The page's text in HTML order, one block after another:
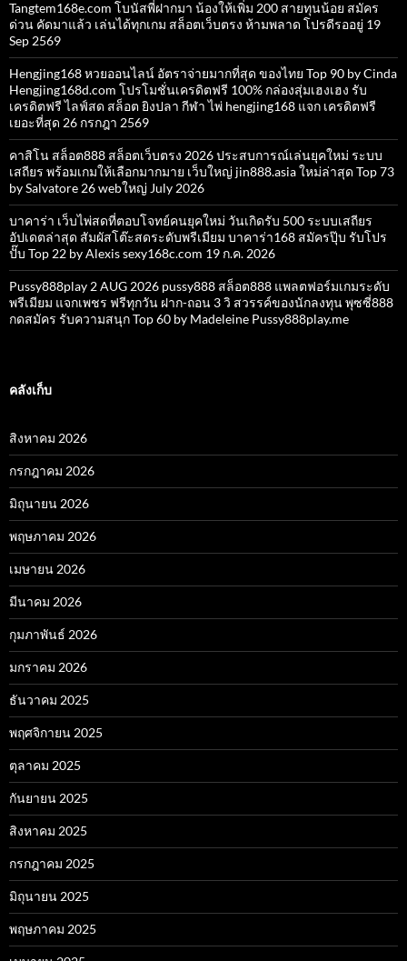
Tangtem168e.com โบนัสพี่ฝากมา น้องให้เพิ่ม 200 สายทุนน้อย สมัคร
ด่วน คัดมาแล้ว เล่นได้ทุกเกม สล็อตเว็บตรง ห้ามพลาด โปรดีรออยู่ 19
Sep 2569
Hengjing168 หวยออนไลน์ อัตราจ่ายมากที่สุด ของไทย Top 90 by Cinda
Hengjing168d.com โปรโมชั่นเครดิตฟรี 100% กล่องสุ่มเฮงเฮง รับ
เครดิตฟรี ไลฟ์สด สล็อต ยิงปลา กีฬา ไพ่ hengjing168 แจก เครดิตฟรี
เยอะที่สุด 26 กรกฎา 2569
คาสิโน สล็อต888 สล็อตเว็บตรง 2026 ประสบการณ์เล่นยุคใหม่ ระบบ
เสถียร พร้อมเกมให้เลือกมากมาย เว็บใหญ่ jin888.asia ใหม่ล่าสุด Top 73
by Salvatore 26 webใหญ่ July 2026
บาคาร่า เว็บไพ่สดที่ตอบโจทย์คนยุคใหม่ วันเกิดรับ 500 ระบบเสถียร
อัปเดตล่าสุด สัมผัสโต๊ะสดระดับพรีเมียม บาคาร่า168 สมัครปุ๊บ รับโปร
ปั๊บ Top 22 by Alexis sexy168c.com 19 ก.ค. 2026
Pussy888play 2 AUG 2026 pussy888 สล็อต888 แพลตฟอร์มเกมระดับ
พรีเมียม แจกเพชร ฟรีทุกวัน ฝาก-ถอน 3 วิ สวรรค์ของนักลงทุน พุซซี่888
กดสมัคร รับความสนุก Top 60 by Madeleine Pussy888play.me
คลังเก็บ
สิงหาคม 2026
กรกฎาคม 2026
มิถุนายน 2026
พฤษภาคม 2026
เมษายน 2026
มีนาคม 2026
กุมภาพันธ์ 2026
มกราคม 2026
ธันวาคม 2025
พฤศจิกายน 2025
ตุลาคม 2025
กันยายน 2025
สิงหาคม 2025
กรกฎาคม 2025
มิถุนายน 2025
พฤษภาคม 2025